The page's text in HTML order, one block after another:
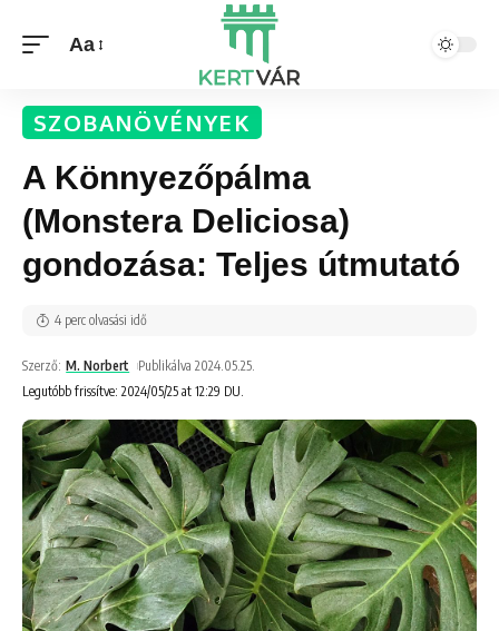
Aa
SZOBANÖVÉNYEK
A Könnyezőpálma
(Monstera Deliciosa)
gondozása: Teljes útmutató
Legutóbb frissítve: 2024/05/25 at 12:29 DU.
Szerző: M. Norbert Publikálva 2024.05.25.
4 perc olvasási idő